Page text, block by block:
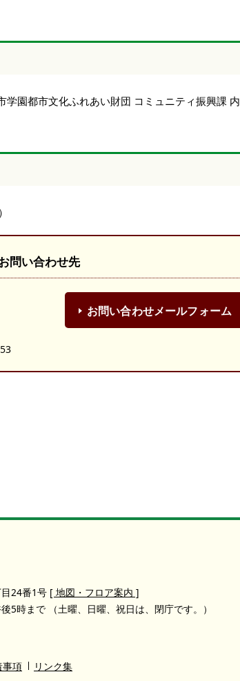
園都市文化ふれあい財団 コミュニティ振興課 内
問い合わせ先
お問い合わせメールフォーム
24番1号 [ 地図・フロア案内 ]
5時まで
（土曜、日曜、祝日は、閉庁です。）
事項 リンク集